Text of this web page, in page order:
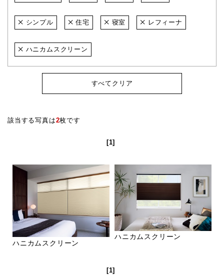
シンプル 住宅 寝室 レフィーナ
ハニカムスクリーン
すべてクリア
該当する写真は2枚です
[1]
ハニカムスクリーン
ハニカムスクリーン
[1]